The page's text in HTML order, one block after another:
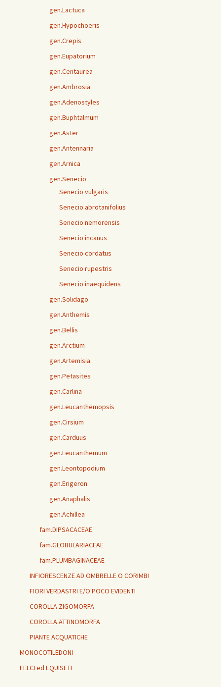
gen.Lactuca
gen.Hypochoeris
gen.Crepis
gen.Eupatorium
gen.Centaurea
gen.Ambrosia
gen.Adenostyles
gen.Buphtalmum
gen.Aster
gen.Antennaria
gen.Arnica
gen.Senecio
Senecio vulgaris
Senecio abrotanifolius
Senecio nemorensis
Senecio incanus
Senecio cordatus
Senecio rupestris
Senecio inaequidens
gen.Solidago
gen.Anthemis
gen.Bellis
gen.Arctium
gen.Artemisia
gen.Petasites
gen.Carlina
gen.Leucanthemopsis
gen.Cirsium
gen.Carduus
gen.Leucanthemum
gen.Leontopodium
gen.Erigeron
gen.Anaphalis
gen.Achillea
fam.DIPSACACEAE
fam.GLOBULARIACEAE
fam.PLUMBAGINACEAE
INFIORESCENZE AD OMBRELLE O CORIMBI
FIORI VERDASTRI E/O POCO EVIDENTI
COROLLA ZIGOMORFA
COROLLA ATTINOMORFA
PIANTE ACQUATICHE
MONOCOTILEDONI
FELCI ed EQUISETI